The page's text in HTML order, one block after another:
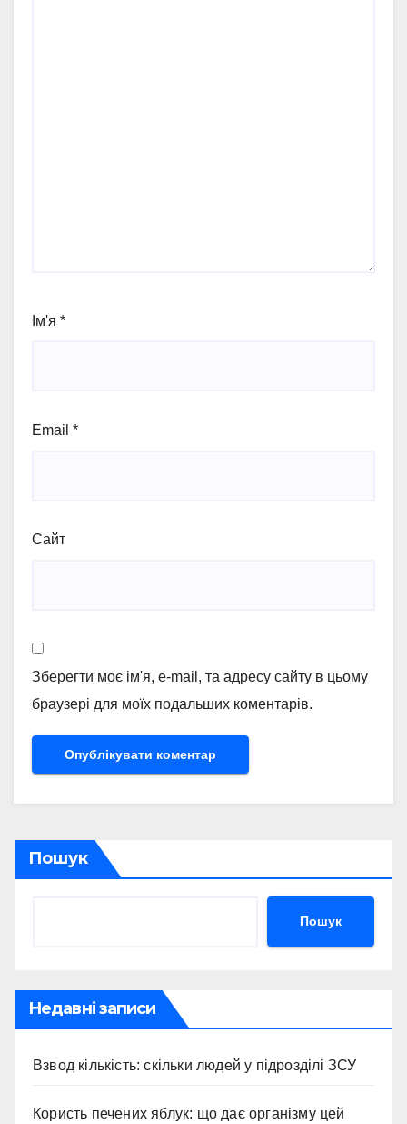
Ім'я *
Email *
Сайт
Зберегти моє ім'я, e-mail, та адресу сайту в цьому
браузері для моїх подальших коментарів.
Пошук
Пошук
Недавні записи
Взвод кількість: скільки людей у підрозділі ЗСУ
Користь печених яблук: що дає організму цей